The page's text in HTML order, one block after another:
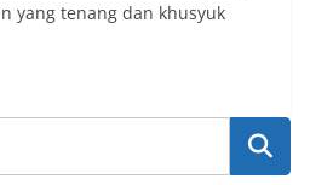
yang tenang dan khusyuk